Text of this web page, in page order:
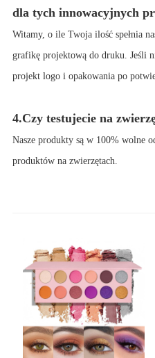
dla tych innowacyjnych
Witamy, o ile Twoja ilość spełnia
grafikę projektową do druku. Jeśli
projekt logo i opakowania po
4.Czy testujecie na
Nasze produkty są w 100% wolne
produktów na zwierzętach.